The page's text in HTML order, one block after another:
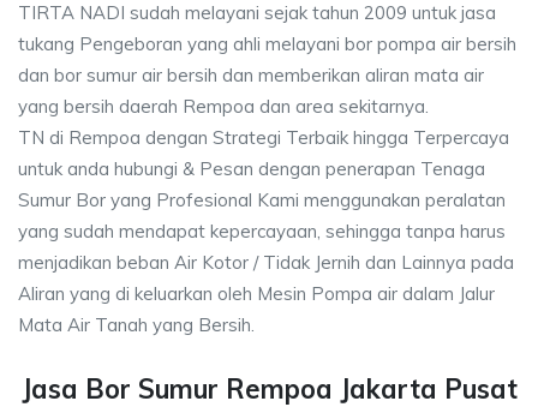
TIRTA NADI sudah melayani sejak tahun 2009 untuk jasa
tukang Pengeboran yang ahli melayani bor pompa air bersih
dan bor sumur air bersih dan memberikan aliran mata air
yang bersih daerah Rempoa dan area sekitarnya.
TN di Rempoa dengan Strategi Terbaik hingga Terpercaya
untuk anda hubungi & Pesan dengan penerapan Tenaga
Sumur Bor yang Profesional Kami menggunakan peralatan
yang sudah mendapat kepercayaan, sehingga tanpa harus
menjadikan beban Air Kotor / Tidak Jernih dan Lainnya pada
Aliran yang di keluarkan oleh Mesin Pompa air dalam Jalur
Mata Air Tanah yang Bersih.
Jasa Bor Sumur Rempoa Jakarta Pusat